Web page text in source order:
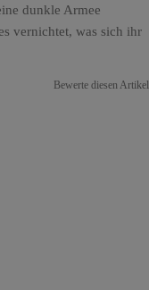
dunkle Armee
vernichtet, was sich ihr
Bewerte diesen Artikel